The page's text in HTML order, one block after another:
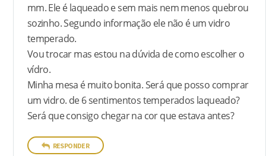
mm. Ele é laqueado e sem mais nem menos quebrou
sozinho. Segundo informação ele não é um vidro
temperado.
Vou trocar mas estou na dúvida de como escolher o
vídro.
Minha mesa é muito bonita. Será que posso comprar
um vidro. de 6 sentimentos temperados laqueado?
Será que consigo chegar na cor que estava antes?
RESPONDER